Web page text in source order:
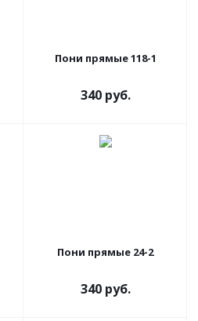
Пони прямые 118-1
340 руб.
Пони прямые 24-2
340 руб.